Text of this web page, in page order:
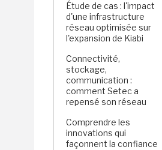
Étude de cas : l'impact
d'une infrastructure
réseau optimisée sur
l'expansion de Kiabi
Connectivité,
stockage,
communication :
comment Setec a
repensé son réseau
Comprendre les
innovations qui
façonnent la confiance